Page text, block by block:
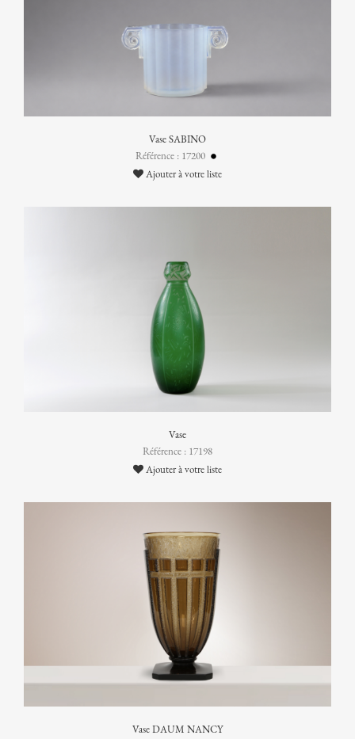
Vase SABINO
Référence : 17200
Ajouter à votre liste
Vase
Référence : 17198
Ajouter à votre liste
Vase DAUM NANCY